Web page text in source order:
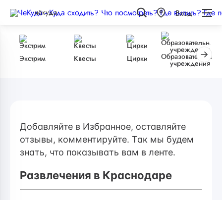
чёкуда Вход
Экстрим Квесты Цирки
Образовательные
учреждения
Добавляйте в Избранное, оставляйте
отзывы, комментируйте. Так мы будем
знать, что показывать вам в ленте.
Развлечения в Краснодаре